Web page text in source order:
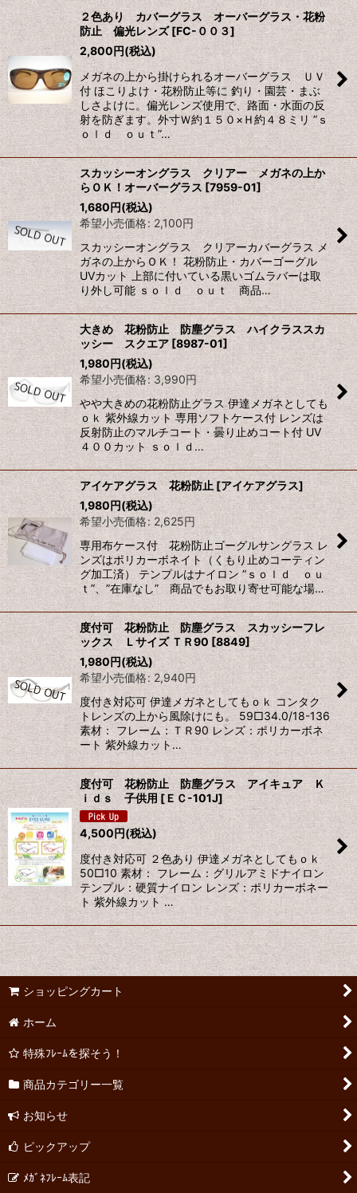
２色あり カバーグラス オーバーグラス・花粉
防止 偏光レンズ [FC-００３]
2,800円(税込)
メガネの上から掛けられるオーバーグラス ＵＶ
付 ほこりよけ・花粉防止等に 釣り・園芸・まぶ
しさよけに。偏光レンズ使用で、路面・水面の反
射を防ぎます。外寸Ｗ約１５０×Ｈ約４８ミリ ”ｓ
ｏｌｄ ｏｕｔ”…
スカッシーオングラス クリアー メガネの上か
らＯＫ！オーバーグラス [7959-01]
1,680円(税込)
希望小売価格: 2,100円
スカッシーオングラス クリアーカバーグラス メ
ガネの上からＯＫ！ 花粉防止・カバーゴーグル
UVカット 上部に付いている黒いゴムラバーは取
り外し可能 ｓｏｌｄ ｏｕｔ 商品…
大きめ 花粉防止 防塵グラス ハイクラススカ
ッシー スクエア [8987-01]
1,980円(税込)
希望小売価格: 3,990円
やや大きめの花粉防止グラス 伊達メガネとしても
ｏｋ 紫外線カット 専用ソフトケース付 レンズは
反射防止のマルチコート・曇り止めコート付 UV
４００カット ｓｏｌｄ…
アイケアグラス 花粉防止 [アイケアグラス]
1,980円(税込)
希望小売価格: 2,625円
専用布ケース付 花粉防止ゴーグルサングラス レ
ンズはポリカーボネイト（くもり止めコーティン
グ加工済） テンプルはナイロン ”ｓｏｌｄ ｏｕ
ｔ”、”在庫なし” 商品でもお取り寄せ可能な場…
度付可 花粉防止 防塵グラス スカッシーフレ
ックス Ｌサイズ ＴＲ90 [8849]
1,980円(税込)
希望小売価格: 2,940円
度付き対応可 伊達メガネとしてもｏｋ コンタク
トレンズの上から風除けにも。 59□34.0/18-136
素材： フレーム：ＴＲ90 レンズ：ポリカーボネ
ート 紫外線カット…
度付可 花粉防止 防塵グラス アイキュア Ｋ
ｉｄｓ 子供用 [ＥＣ-101J]
4,500円(税込)
度付き対応可 ２色あり 伊達メガネとしてもｏｋ
50□10 素材： フレーム：グリルアミドナイロン
テンプル：硬質ナイロン レンズ：ポリカーボネー
ト 紫外線カット …
ショッピングカート
ホーム
特殊ﾌﾚｰﾑを探そう！
商品カテゴリー一覧
お知らせ
ピックアップ
ﾒｶﾞﾈﾌﾚｰﾑ表記